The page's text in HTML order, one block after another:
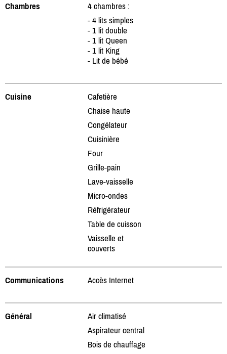
Chambres
4 chambres :
- 4 lits simples
- 1 lit double
- 1 lit Queen
- 1 lit King
- Lit de bébé
Cuisine
Cafetière
Chaise haute
Congélateur
Cuisinière
Four
Grille-pain
Lave-vaisselle
Micro-ondes
Réfrigérateur
Table de cuisson
Vaisselle et
couverts
Communications Accès Internet
Général
Air climatisé
Aspirateur central
Bois de chauffage